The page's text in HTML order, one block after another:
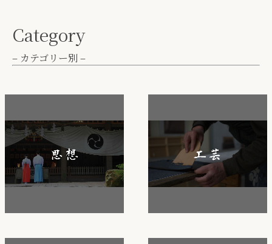
Category
– カテゴリー別 –